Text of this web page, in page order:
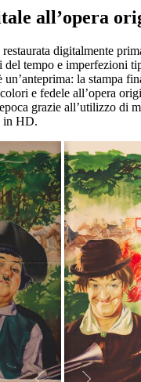
all’opera
digitalmente
del tempo e imperfezioni
la stampa
e fedele all’opera
grazie all’utilizzo di
in HD.